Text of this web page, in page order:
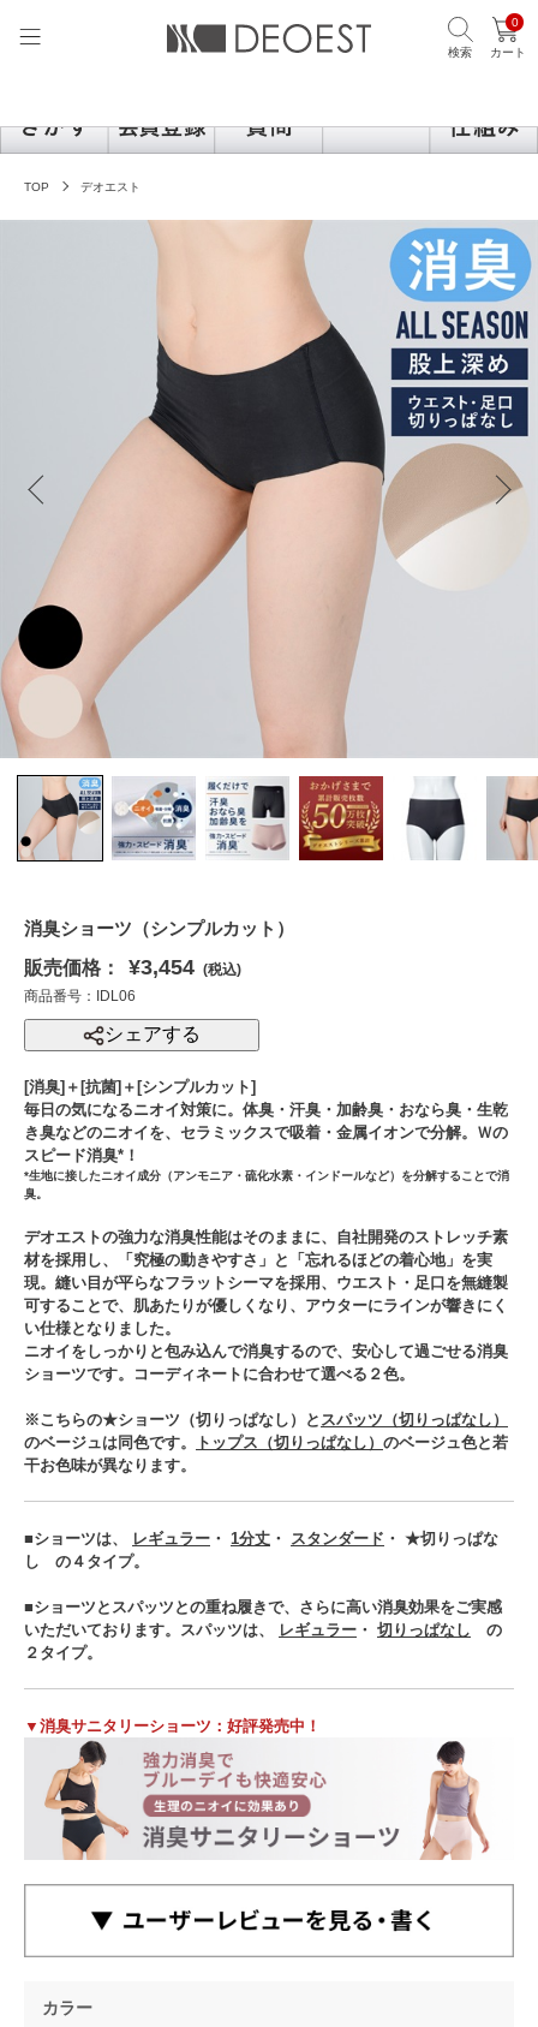
検索
0
カート
TOP デオエスト
消臭ショーツ（シンプルカット）
販売価格：
¥3,454 (税込)
商品番号：IDL06
シェアする
[消臭]＋[抗菌]＋[シンプルカット]
毎日の気になるニオイ対策に。体臭・汗臭・加齢臭・おなら臭・生乾
き臭などのニオイを、セラミックスで吸着・金属イオンで分解。Ｗの
スピード消臭*！
*生地に接したニオイ成分（アンモニア・硫化水素・インドールなど）を分解することで消
臭。
デオエストの強力な消臭性能はそのままに、自社開発のストレッチ素
材を採用し、「究極の動きやすさ」と「忘れるほどの着心地」を実
現。縫い目が平らなフラットシーマを採用、ウエスト・足口を無縫製
可することで、肌あたりが優しくなり、アウターにラインが響きにく
い仕様となりました。
ニオイをしっかりと包み込んで消臭するので、安心して過ごせる消臭
ショーツです。コーディネートに合わせて選べる２色。
※こちらの★ショーツ（切りっぱなし）と スパッツ（切りっぱなし）
のベージュは同色です。
トップス（切りっぱなし） のベージュ色と若
干お色味が異なります。
■ショーツは、 レギュラー ・ 1分丈 ・ スタンダード ・ ★切りっぱな
し の４タイプ。
■ショーツとスパッツとの重ね履きで、さらに高い消臭効果をご実感
いただいております。スパッツは、
レギュラー ・ 切りっぱなし の
２タイプ。
▼消臭サニタリーショーツ：好評発売中！
カラー